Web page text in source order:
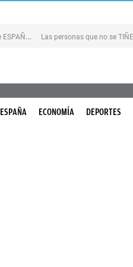
P
or qué la gente pone la BANDERA de ESPAÑA en el balcón
ESPAÑA ECONOMÍA DEPORTES